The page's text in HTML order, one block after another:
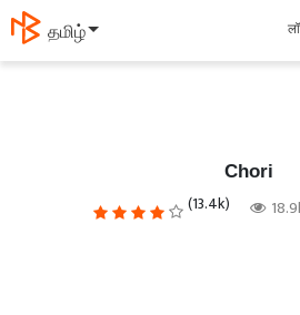
தமிழ்
Chori
(13.4k)